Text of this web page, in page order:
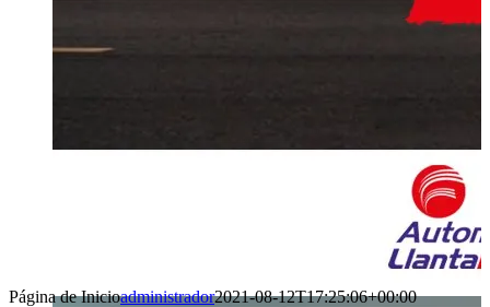
Página de Inicioadministrador2021-08-12T17:25:06+00:00